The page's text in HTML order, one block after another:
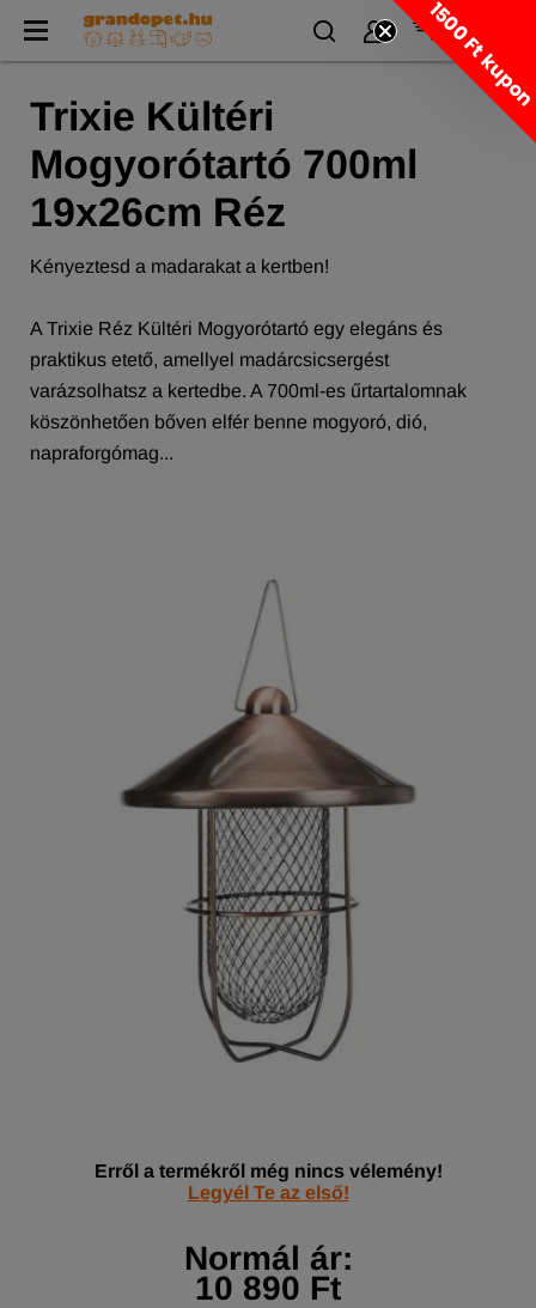
Trixie Kültéri
Mogyorótartó 700ml
19x26cm Réz
Kényeztesd a madarakat a kertben!
A Trixie Réz Kültéri Mogyorótartó egy elegáns és
praktikus etető, amellyel madárcsicsergést
varázsolhatsz a kertedbe. A 700ml-es űrtartalomnak
köszönhetően bőven elfér benne mogyoró, dió,
napraforgómag...
Erről a termékről még nincs vélemény!
Legyél Te az első!
Normál ár:
10 890 Ft
1500 Ft